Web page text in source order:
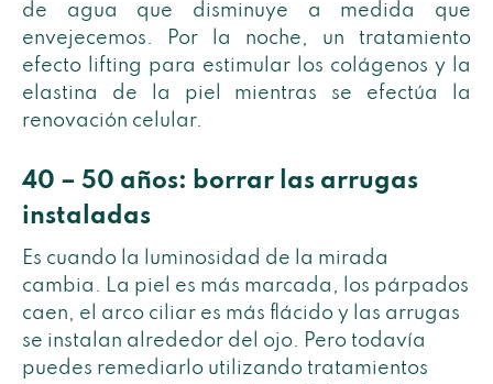
de agua que disminuye a medida que
envejecemos. Por la noche, un tratamiento
efecto lifting para estimular los colágenos y la
elastina de la piel mientras se efectúa la
renovación celular.
40 – 50 años: borrar las arrugas
instaladas
Es cuando la luminosidad de la mirada
cambia. La piel es más marcada, los párpados
caen, el arco ciliar es más flácido y las arrugas
se instalan alrededor del ojo. Pero todavía
puedes remediarlo utilizando tratamientos